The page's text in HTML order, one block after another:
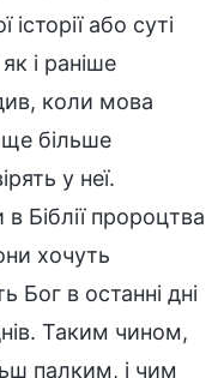
або суті
і раніше
коли мова
ще більше
у неї.
Біблії пророцтва
хочуть
Бог в останні дні
Таким чином,
палким, і чим